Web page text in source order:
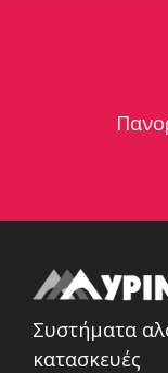
Συστήματα
κατασκευές